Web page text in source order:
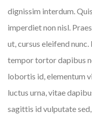
dignissim interdum.
imperdiet non nisl.
ut, cursus eleifend
tempor tortor dapibus
lobortis id, elementum
luctus urna, vitae
sagittis id vulputate